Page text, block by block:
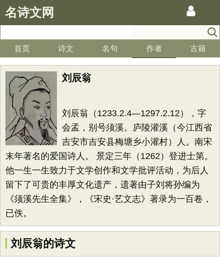
名诗文网
首页 诗文 名句 作者 古籍
刘辰翁
刘辰翁（1233.2.4—1297.2.12），字
会孟，别号须溪。庐陵灌溪（今江西省
吉安市吉安县梅塘乡小灌村）人。南宋
末年著名的爱国诗人。 景定三年（1262）登进士第。
他一生一生致力于文学创作和文学批评活动，为后人
留下了可贵的丰厚文化遗产，遗著由子刘将孙编为
《须溪先生全集》，《宋史·艺文志》著录为一百卷，
已佚。
刘辰翁的诗文